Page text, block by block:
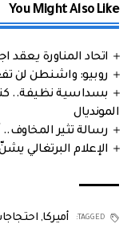
You Might Also Like
اتحاد المناورة يعقد
روبيو: واشنطن لن
بسداسية نظيفة..
المونديال
رسالة تثير
الإعلام البرتغالي
TAGGED: أميركا,